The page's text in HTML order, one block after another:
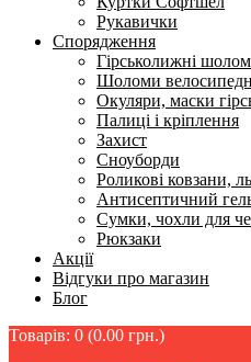
Рукавички
Спорядження
Гірськолижні
Шоломи
Окуляри, маски
Палиці і кріплення
Захист
Сноуборди
Роликові ковзани,
Антисептичний
Сумки, чохли для
Рюкзаки
Акції
Відгуки про магазин
Блог
Товарів: 0 (0.00 грн.)